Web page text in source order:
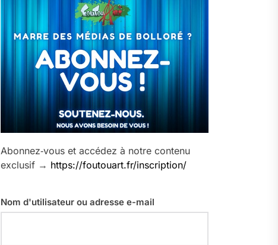
Abonnez‑vous et accédez à notre contenu
exclusif → https://foutouart.fr/inscription/
Nom d'utilisateur ou adresse e-mail